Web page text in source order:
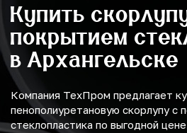
Купить
покрытием
в Архангельске
Компания ТехПром предлагает
пенополиуретановую скорлупу с
стеклопластика по выгодной